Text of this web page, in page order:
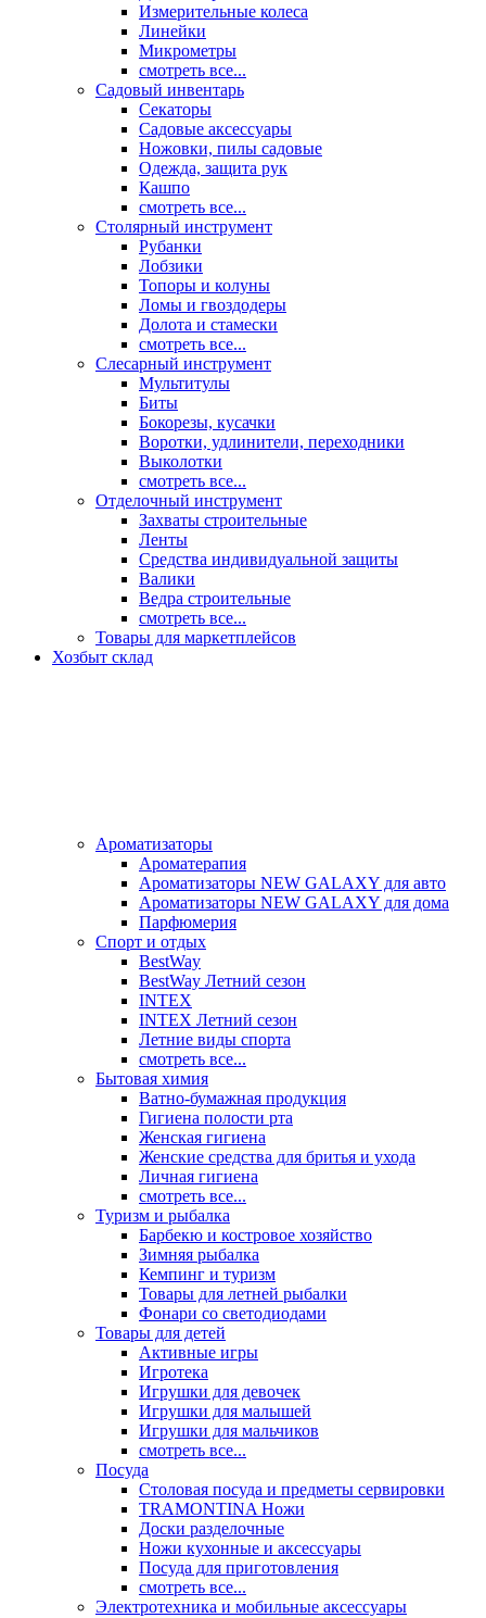
Измерительные колеса
Линейки
Микрометры
смотреть все...
Садовый инвентарь
Секаторы
Садовые аксессуары
Ножовки, пилы садовые
Одежда, защита рук
Кашпо
смотреть все...
Столярный инструмент
Рубанки
Лобзики
Топоры и колуны
Ломы и гвоздодеры
Долота и стамески
смотреть все...
Слесарный инструмент
Мультитулы
Биты
Бокорезы, кусачки
Воротки, удлинители, переходники
Выколотки
смотреть все...
Отделочный инструмент
Захваты строительные
Ленты
Средства индивидуальной защиты
Валики
Ведра строительные
смотреть все...
Товары для маркетплейсов
Хозбыт склад
Ароматизаторы
Ароматерапия
Ароматизаторы NEW GALAXY для авто
Ароматизаторы NEW GALAXY для дома
Парфюмерия
Спорт и отдых
BestWay
BestWay Летний сезон
INTEX
INTEX Летний сезон
Летние виды спорта
смотреть все...
Бытовая химия
Ватно-бумажная продукция
Гигиена полости рта
Женская гигиена
Женские средства для бритья и ухода
Личная гигиена
смотреть все...
Туризм и рыбалка
Барбекю и костровое хозяйство
Зимняя рыбалка
Кемпинг и туризм
Товары для летней рыбалки
Фонари со светодиодами
Товары для детей
Активные игры
Игротека
Игрушки для девочек
Игрушки для малышей
Игрушки для мальчиков
смотреть все...
Посуда
Столовая посуда и предметы сервировки
TRAMONTINA Ножи
Доски разделочные
Ножи кухонные и аксессуары
Посуда для приготовления
смотреть все...
Электротехника и мобильные аксессуары